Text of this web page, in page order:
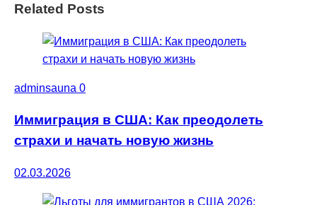
Related Posts
adminsauna 0
Иммиграция в США: Как преодолеть
страхи и начать новую жизнь
02.03.2026